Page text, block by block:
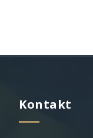
Kontakt